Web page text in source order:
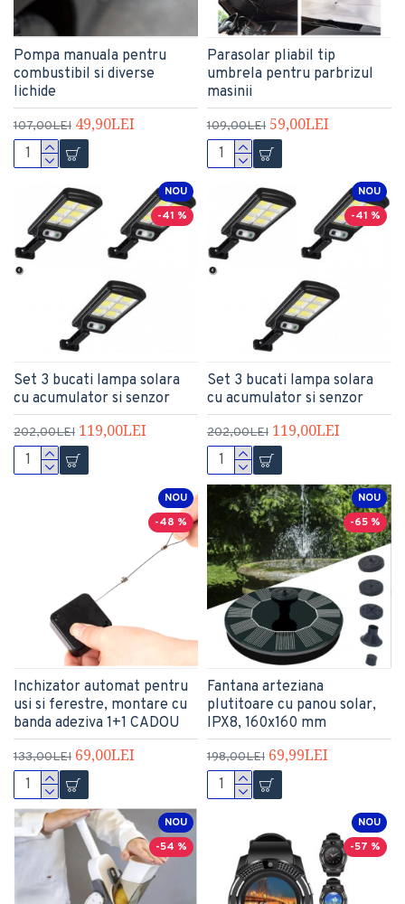
Pompa manuala pentru
combustibil si diverse
lichide
107,00LEI 49,90LEI
Parasolar pliabil tip
umbrela pentru parbrizul
masinii
109,00LEI 59,00LEI
NOU
-41 %
Set 3 bucati lampa solara
cu acumulator si senzor
202,00LEI 119,00LEI
NOU
-41 %
Set 3 bucati lampa solara
cu acumulator si senzor
202,00LEI 119,00LEI
NOU
-48 %
Inchizator automat pentru
usi si ferestre, montare cu
banda adeziva 1+1 CADOU
133,00LEI 69,00LEI
NOU
-65 %
Fantana arteziana
plutitoare cu panou solar,
IPX8, 160x160 mm
198,00LEI 69,99LEI
NOU
-54 %
NOU
-57 %